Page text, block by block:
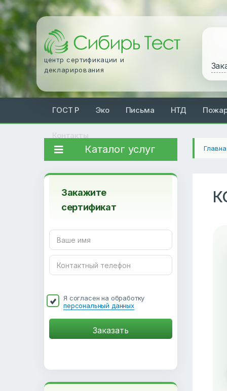
центр сертификации и
декларирования
ГОСТ Р Эко Письма НТД
Контакты
Каталог услуг
Закажите
сертификат
Я согласен на обработку
персональный данных